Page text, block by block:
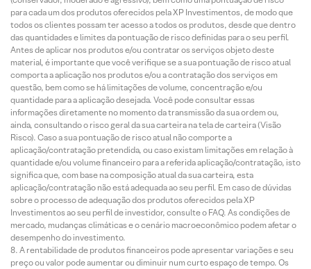
para cada um dos produtos oferecidos pela XP Investimentos, de modo que
todos os clientes possam ter acesso a todos os produtos, desde que dentro
das quantidades e limites da pontuação de risco definidas para o seu perfil.
Antes de aplicar nos produtos e/ou contratar os serviços objeto deste
material, é importante que você verifique se a sua pontuação de risco atual
comporta a aplicação nos produtos e/ou a contratação dos serviços em
questão, bem como se há limitações de volume, concentração e/ou
quantidade para a aplicação desejada. Você pode consultar essas
informações diretamente no momento da transmissão da sua ordem ou,
ainda, consultando o risco geral da sua carteira na tela de carteira (Visão
Risco). Caso a sua pontuação de risco atual não comporte a
aplicação/contratação pretendida, ou caso existam limitações em relação à
quantidade e/ou volume financeiro para a referida aplicação/contratação, isto
significa que, com base na composição atual da sua carteira, esta
aplicação/contratação não está adequada ao seu perfil. Em caso de dúvidas
sobre o processo de adequação dos produtos oferecidos pela XP
Investimentos ao seu perfil de investidor, consulte o FAQ. As condições de
mercado, mudanças climáticas e o cenário macroeconômico podem afetar o
desempenho do investimento.
A rentabilidade de produtos financeiros pode apresentar variações e seu
preço ou valor pode aumentar ou diminuir num curto espaço de tempo. Os